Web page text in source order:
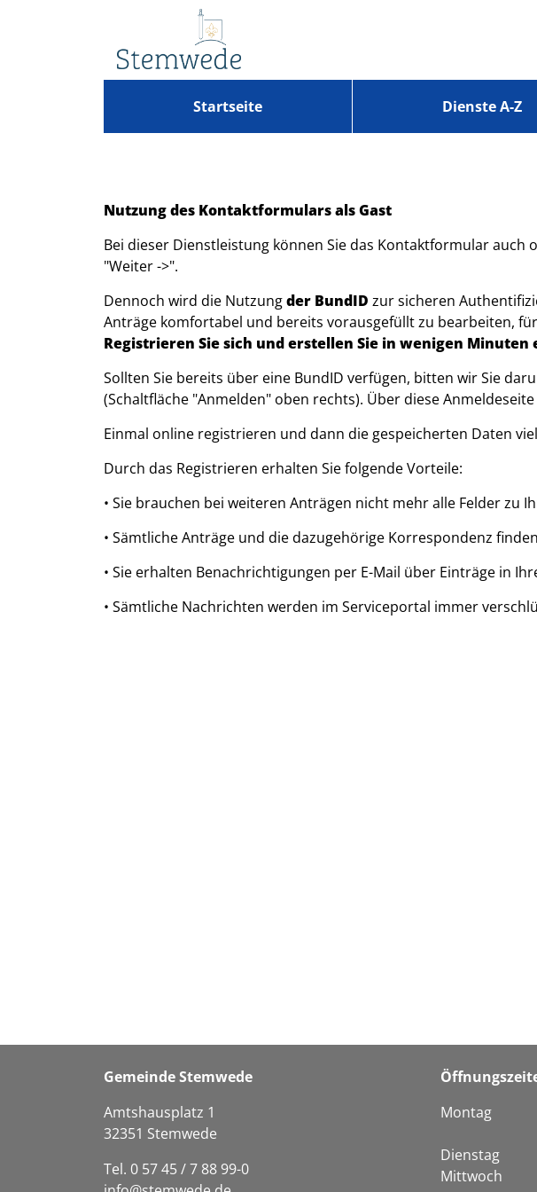
Startseite Dienste A-Z
Nutzung des Kontaktformulars als Gast
Bei dieser Dienstleistung können Sie das Kontaktformular auch
"Weiter ->".
Dennoch wird die Nutzungder BundID zur sicheren
Anträge komfortabel und bereits vorausgefüllt zu bearbeiten,
Registrieren Sie sich und erstellen Sie in wenigen
Sollten Sie bereits über eine BundID verfügen, bitten wir Sie
(Schaltfläche "Anmelden" oben rechts). Über diese
Einmal online registrieren und dann die gespeicherten Daten
Durch das Registrieren erhalten Sie folgende Vorteile:
• Sie brauchen bei weiteren Anträgen nicht mehr alle Felder zu
• Sämtliche Anträge und die dazugehörige Korrespondenz
• Sie erhalten Benachrichtigungen per E-Mail über Einträge in
• Sämtliche Nachrichten werden im Serviceportal immer
Gemeinde Stemwede
Amtshausplatz 1
32351 Stemwede
Tel. 0 57 45 / 7 88 99-0
Montag
Dienstag
Mittwoch